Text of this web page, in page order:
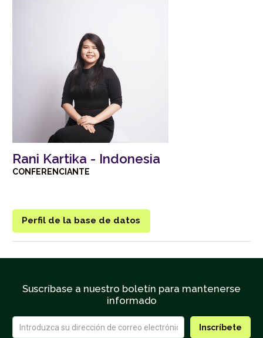
Rani Kartika - Indonesia
CONFERENCIANTE
Perfil de la base de datos
Suscríbase a nuestro boletín para mantenerse
informado